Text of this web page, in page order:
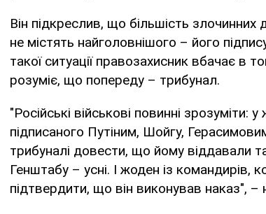
Він підкреслив, що більшість злочинних
не містять найголовнішого – його
такої ситуації правозахисник вбачає в
розуміє, що попереду – трибунал.
"Російські військові повинні
підписаного Путіним, Шойгу,
трибуналі довести, що йому віддавали
Генштабу – усні. І жоден із командирів,
підтвердити, що він виконував наказ", –